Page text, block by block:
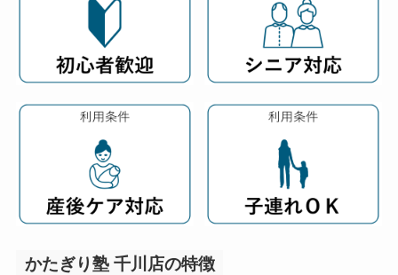
かたぎり塾 千川店の特徴